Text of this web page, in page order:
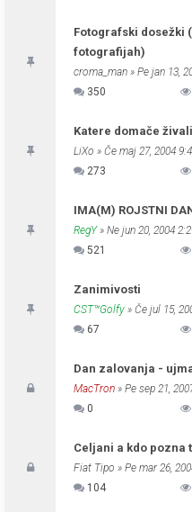
Fotografski dosežki
fotografijah)
croma_man » Pe jan 13,
350
Katere domače
LiXo » Če maj 27, 2004
273
IMA(M) ROJSTNI
RegY» Ne jun 20, 2004
521
Zanimivosti
CST™Golfy » Če jul 15,
67
Dan zalovanja -
MacTron » Pe sep 21,
0
Celjani a kdo pozna
Fiat Tipo » Pe mar 26,
104